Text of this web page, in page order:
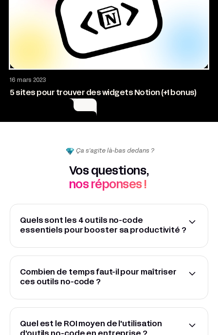
16 mars 2023
5 sites pour trouver des widgets Notion (+1 bonus)
Ça s'agite là-bas dedans ?
Vos questions,
nos réponses !
Quels sont les 4 outils no-code
essentiels pour booster sa productivité ?
Combien de temps faut-il pour maîtriser
ces outils no-code ?
Quel est le ROI moyen de l'utilisation